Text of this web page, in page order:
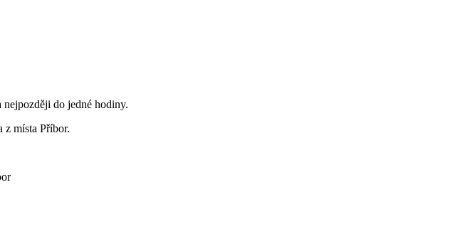
nejpozději do jedné hodiny.
z místa Příbor.